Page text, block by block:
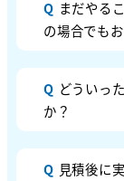
Q まだやる
の場合でも
Q どういっ
か？
Q 見積後に